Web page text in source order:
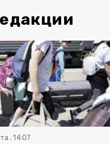
, 14:07